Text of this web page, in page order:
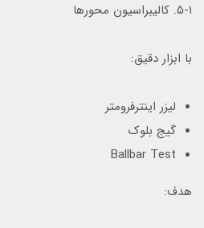
۵-۱. کالیبراسیون محورها
با ابزار دقیق:
لیزر اینترفرومتر
گیج بلوک
Ballbar Test
هدف: